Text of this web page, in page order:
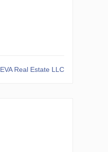
EVA Real Estate LLC